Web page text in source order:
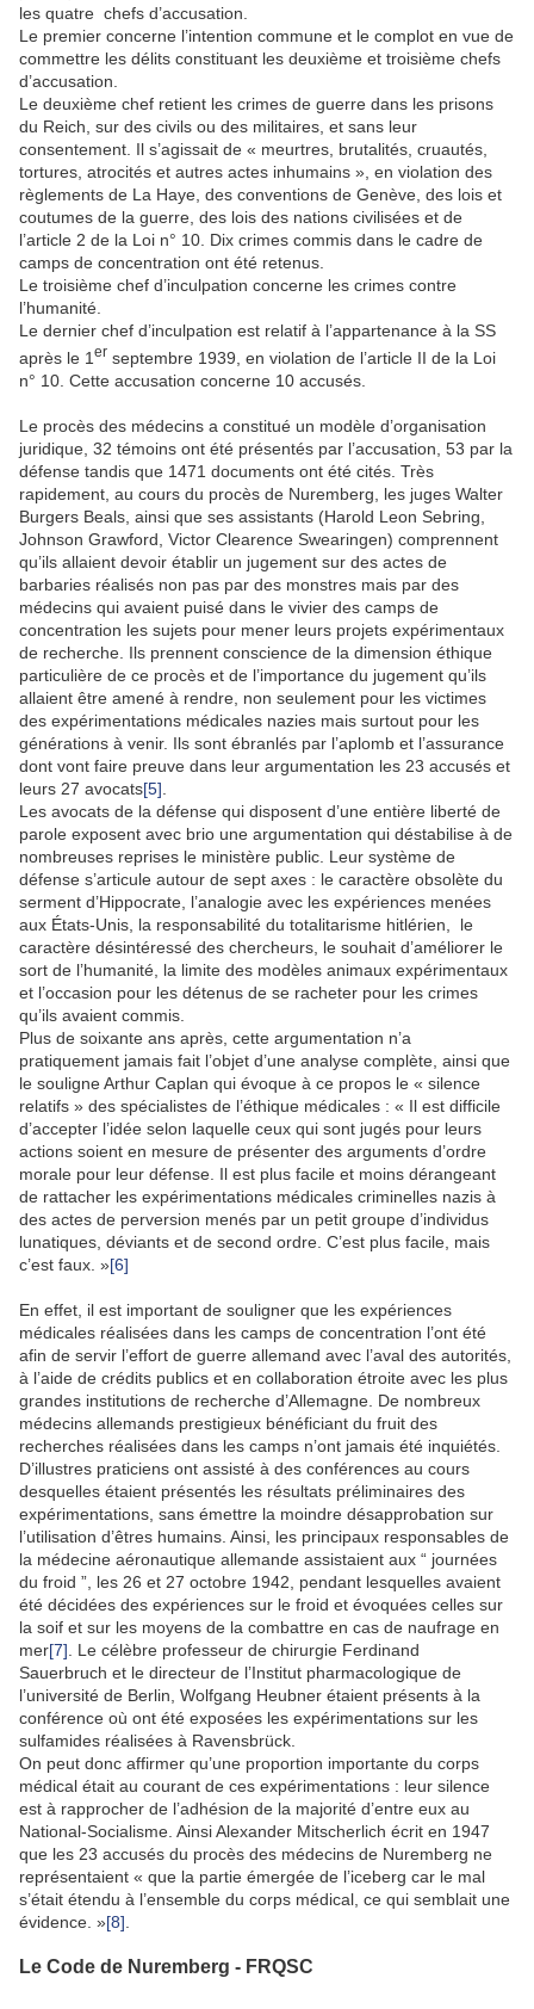
les quatre chefs d’accusation.
Le premier concerne l’intention commune et le complot en vue de
commettre les délits constituant les deuxième et troisième chefs
d’accusation.
Le deuxième chef retient les crimes de guerre dans les prisons
du Reich, sur des civils ou des militaires, et sans leur
consentement. Il s’agissait de « meurtres, brutalités, cruautés,
tortures, atrocités et autres actes inhumains », en violation des
règlements de La Haye, des conventions de Genève, des lois et
coutumes de la guerre, des lois des nations civilisées et de
l’article 2 de la Loi n° 10. Dix crimes commis dans le cadre de
camps de concentration ont été retenus.
Le troisième chef d’inculpation concerne les crimes contre
l’humanité.
Le dernier chef d’inculpation est relatif à l’appartenance à la SS
après le 1 er septembre 1939, en violation de l’article II de la Loi
n° 10. Cette accusation concerne 10 accusés.
Le procès des médecins a constitué un modèle d’organisation
juridique, 32 témoins ont été présentés par l’accusation, 53 par la
défense tandis que 1471 documents ont été cités. Très
rapidement, au cours du procès de Nuremberg, les juges Walter
Burgers Beals, ainsi que ses assistants (Harold Leon Sebring,
Johnson Grawford, Victor Clearence Swearingen) comprennent
qu’ils allaient devoir établir un jugement sur des actes de
barbaries réalisés non pas par des monstres mais par des
médecins qui avaient puisé dans le vivier des camps de
concentration les sujets pour mener leurs projets expérimentaux
de recherche. Ils prennent conscience de la dimension éthique
particulière de ce procès et de l’importance du jugement qu’ils
allaient être amené à rendre, non seulement pour les victimes
des expérimentations médicales nazies mais surtout pour les
générations à venir. Ils sont ébranlés par l’aplomb et l’assurance
dont vont faire preuve dans leur argumentation les 23 accusés et
leurs 27 avocats[5]
Les avocats de la défense qui disposent d’une entière liberté de
parole exposent avec brio une argumentation qui déstabilise à de
nombreuses reprises le ministère public. Leur système de
défense s’articule autour de sept axes : le caractère obsolète du
serment d’Hippocrate, l’analogie avec les expériences menées
aux États-Unis, la responsabilité du totalitarisme hitlérien, le
caractère désintéressé des chercheurs, le souhait d’améliorer le
sort de l’humanité, la limite des modèles animaux expérimentaux
et l’occasion pour les détenus de se racheter pour les crimes
qu’ils avaient commis.
Plus de soixante ans après, cette argumentation n’a
pratiquement jamais fait l’objet d’une analyse complète, ainsi que
le souligne Arthur Caplan qui évoque à ce propos le « silence
relatifs » des spécialistes de l’éthique médicales : « Il est difficile
d’accepter l’idée selon laquelle ceux qui sont jugés pour leurs
actions soient en mesure de présenter des arguments d’ordre
morale pour leur défense. Il est plus facile et moins dérangeant
de rattacher les expérimentations médicales criminelles nazis à
des actes de perversion menés par un petit groupe d’individus
lunatiques, déviants et de second ordre. C’est plus facile, mais
c’est faux. »[6]
En effet, il est important de souligner que les expériences
médicales réalisées dans les camps de concentration l’ont été
afin de servir l’effort de guerre allemand avec l’aval des autorités,
à l’aide de crédits publics et en collaboration étroite avec les plus
grandes institutions de recherche d’Allemagne. De nombreux
médecins allemands prestigieux bénéficiant du fruit des
recherches réalisées dans les camps n’ont jamais été inquiétés.
D’illustres praticiens ont assisté à des conférences au cours
desquelles étaient présentés les résultats préliminaires des
expérimentations, sans émettre la moindre désapprobation sur
l’utilisation d’êtres humains. Ainsi, les principaux responsables de
la médecine aéronautique allemande assistaient aux “ journées
du froid ”, les 26 et 27 octobre 1942, pendant lesquelles avaient
été décidées des expériences sur le froid et évoquées celles sur
la soif et sur les moyens de la combattre en cas de naufrage en
mer[7] . Le célèbre professeur de chirurgie Ferdinand
Sauerbruch et le directeur de l’Institut pharmacologique de
l’université de Berlin, Wolfgang Heubner étaient présents à la
conférence où ont été exposées les expérimentations sur les
sulfamides réalisées à Ravensbrück.
On peut donc affirmer qu’une proportion importante du corps
médical était au courant de ces expérimentations : leur silence
est à rapprocher de l’adhésion de la majorité d’entre eux au
National-Socialisme. Ainsi Alexander Mitscherlich écrit en 1947
que les 23 accusés du procès des médecins de Nuremberg ne
représentaient « que la partie émergée de l’iceberg car le mal
s’était étendu à l’ensemble du corps médical, ce qui semblait une
évidence. »[8]
Le Code de Nuremberg - FRQSC